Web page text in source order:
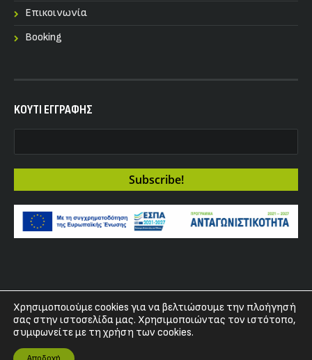
Επικοινωνία
Booking
KOYTI ΕΓΓΡΑΦΗΣ
Copyright 2017 - Fuzz Club
Χρησιμοποιούμε cookies για να βελτιώσουμε την πλοήγησή
σας στην ιστοσελίδα μας. Χρησιμοποιώντας τον ιστότοπο,
συμφωνείτε με τη χρήση των cookies.